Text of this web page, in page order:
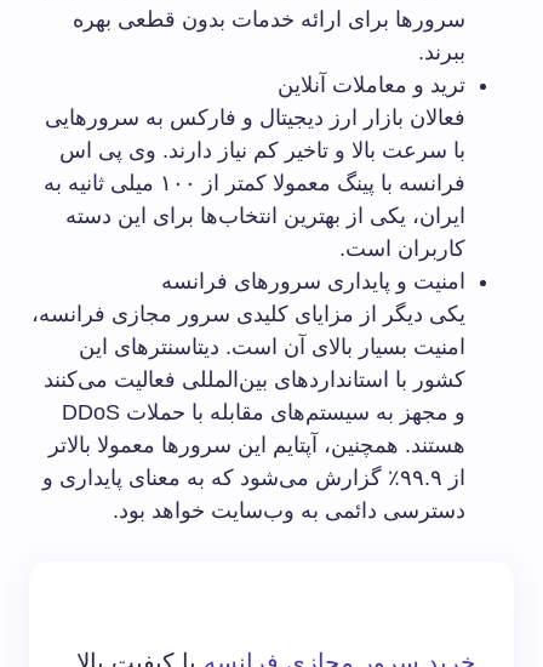
سرورها برای ارائه خدمات بدون قطعی بهره
ببرند.
ترید و معاملات آنلاین
فعالان بازار ارز دیجیتال و فارکس به سرورهایی
با سرعت بالا و تاخیر کم نیاز دارند. وی پی اس
فرانسه با پینگ معمولا کمتر از ۱۰۰ میلی ثانیه به
ایران، یکی از بهترین انتخاب‌ها برای این دسته
کاربران است.
امنیت و پایداری سرورهای فرانسه
یکی دیگر از مزایای کلیدی سرور مجازی فرانسه،
امنیت بسیار بالای آن است. دیتاسنترهای این
کشور با استانداردهای بین‌المللی فعالیت می‌کنند
و مجهز به سیستم‌های مقابله با حملات DDoS
هستند. همچنین، آپتایم این سرورها معمولا بالاتر
از ۹۹.۹٪ گزارش می‌شود که به معنای پایداری و
دسترسی دائمی به وب‌سایت خواهد بود.